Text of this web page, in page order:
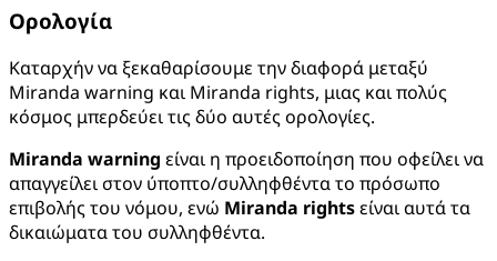
Ορολογία
Καταρχήν να ξεκαθαρίσουμε την διαφορά μεταξύ
Miranda warning και Miranda rights, μιας και πολύς
κόσμος μπερδεύει τις δύο αυτές ορολογίες.
Miranda warning είναι η προειδοποίηση που οφείλει να
απαγγείλει στον ύποπτο/συλληφθέντα το πρόσωπο
επιβολής του νόμου, ενώ Miranda rightsείναι αυτά τα
δικαιώματα του συλληφθέντα.